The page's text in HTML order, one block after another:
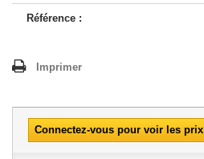
Référence :
Imprimer
Connectez-vous pour voir les prix